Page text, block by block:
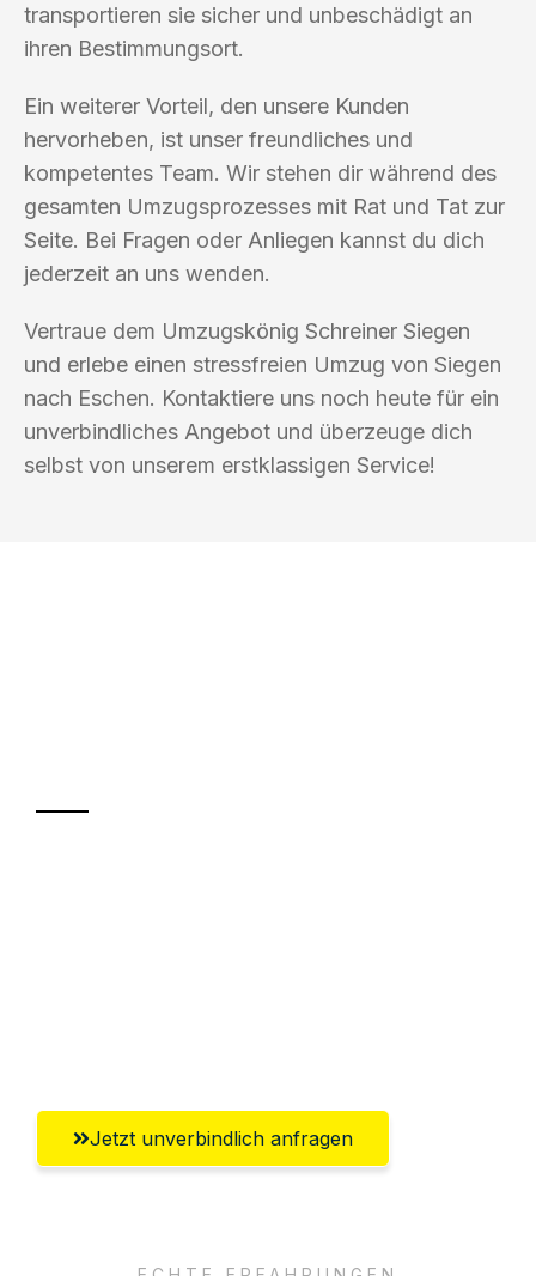
transportieren sie sicher und unbeschädigt an
ihren Bestimmungsort.
Ein weiterer Vorteil, den unsere Kunden
hervorheben, ist unser freundliches und
kompetentes Team. Wir stehen dir während des
gesamten Umzugsprozesses mit Rat und Tat zur
Seite. Bei Fragen oder Anliegen kannst du dich
jederzeit an uns wenden.
Vertraue dem Umzugskönig Schreiner Siegen
und erlebe einen stressfreien Umzug von Siegen
nach Eschen. Kontaktiere uns noch heute für ein
unverbindliches Angebot und überzeuge dich
selbst von unserem erstklassigen Service!
Jetzt unverbindlich anfragen